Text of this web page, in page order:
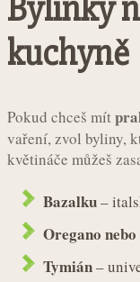
Bylinky
kuchyně
Pokud chceš mít
vaření, zvol byliny,
květináče můžeš
Bazalku–
Oregano
Tymián–